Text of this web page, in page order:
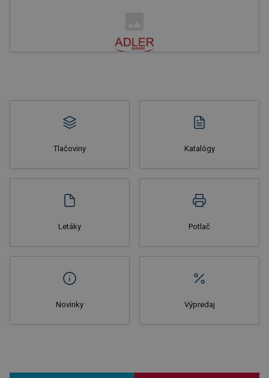
Tlačoviny Katalógy
Letáky Potlač
Novinky Výpredaj